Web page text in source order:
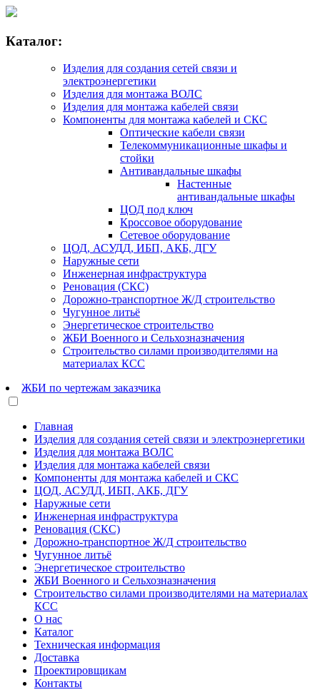
Каталог:
Изделия для создания сетей связи и
электроэнергетики
Изделия для монтажа ВОЛС
Изделия для монтажа кабелей связи
Компоненты для монтажа кабелей и СКС
Оптические кабели связи
Телекоммуникационные шкафы и
стойки
Антивандальные шкафы
Настенные
антивандальные шкафы
ЦОД под ключ
Кроссовое оборудование
Сетевое оборудование
ЦОД, АСУДД, ИБП, АКБ, ДГУ
Наружные сети
Инженерная инфраструктура
Реновация (СКС)
Дорожно-транспортное Ж/Д строительство
Чугунное литьё
Энергетическое строительство
ЖБИ Военного и Сельхозназначения
Строительство силами производителями на
материалах КСС
ЖБИ по чертежам заказчика
Главная
Изделия для создания сетей связи и электроэнергетики
Изделия для монтажа ВОЛС
Изделия для монтажа кабелей связи
Компоненты для монтажа кабелей и СКС
ЦОД, АСУДД, ИБП, АКБ, ДГУ
Наружные сети
Инженерная инфраструктура
Реновация (СКС)
Дорожно-транспортное Ж/Д строительство
Чугунное литьё
Энергетическое строительство
ЖБИ Военного и Сельхозназначения
Строительство силами производителями на материалах
КСС
О нас
Каталог
Техническая информация
Доставка
Проектировщикам
Контакты